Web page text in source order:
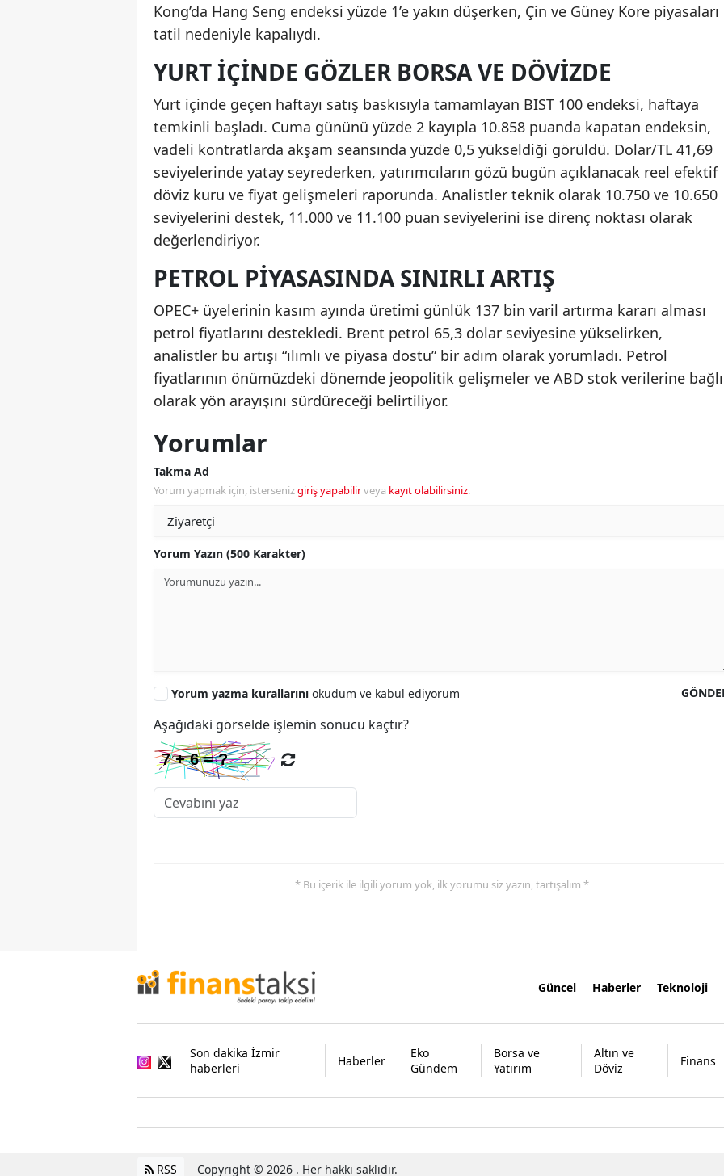
Kong’da Hang Seng endeksi yüzde 1’e yakın düşerken, Çin ve Güney Kore piyasaları
tatil nedeniyle kapalıydı.
YURT İÇINDE GÖZLER BORSA VE DÖVIZDE
Yurt içinde geçen haftayı satış baskısıyla tamamlayan BIST 100 endeksi, haftaya
temkinli başladı. Cuma gününü yüzde 2 kayıpla 10.858 puanda kapatan endeksin,
vadeli kontratlarda akşam seansında yüzde 0,5 yükseldiği görüldü. Dolar/TL 41,69
seviyelerinde yatay seyrederken, yatırımcıların gözü bugün açıklanacak reel efektif
döviz kuru ve fiyat gelişmeleri raporunda. Analistler teknik olarak 10.750 ve 10.650
seviyelerini destek, 11.000 ve 11.100 puan seviyelerini ise direnç noktası olarak
değerlendiriyor.
PETROL PIYASASINDA SINIRLI ARTIŞ
OPEC+ üyelerinin kasım ayında üretimi günlük 137 bin varil artırma kararı alması
petrol fiyatlarını destekledi. Brent petrol 65,3 dolar seviyesine yükselirken,
analistler bu artışı “ılımlı ve piyasa dostu” bir adım olarak yorumladı. Petrol
fiyatlarının önümüzdeki dönemde jeopolitik gelişmeler ve ABD stok verilerine bağlı
olarak yön arayışını sürdüreceği belirtiliyor.
Yorumlar
Takma Ad
Yorum yapmak için, istersenizgiriş yapabilirveya kayıt olabilirsiniz.
Yorum Yazın (500 Karakter)
Yorum yazma kurallarını okudum ve kabul ediyorum
Aşağıdaki görselde işlemin sonucu kaçtır?
* Bu içerik ile ilgili yorum yok, ilk yorumu siz yazın, tartışalım *
Güncel Haberler Teknoloji
Son dakika İzmir
haberleri
Haberler
Eko
Gündem
Borsa ve
Yatırım
Altın ve
Döviz
Finans
RSS Copyright © 2026 . Her hakkı saklıdır.